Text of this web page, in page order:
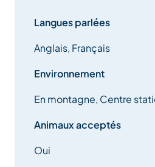
Langues parlées
Anglais, Français
Environnement
En montagne, Centre
Animaux acceptés
Oui